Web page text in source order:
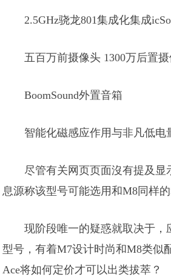
2.5GHz骁龙801集成化集成
五百万前摄像头 1300万后置
BoomSound外置音箱
智能化磁感应作用与非凡低电
尽管有关网页页面沒有提及显
息源称该型号可能选用和M8同样的
现阶段唯一的疑惑就取决于，
型号，有着M7设计时尚和M8类似
Ace将如何定价才可以出类拔萃？